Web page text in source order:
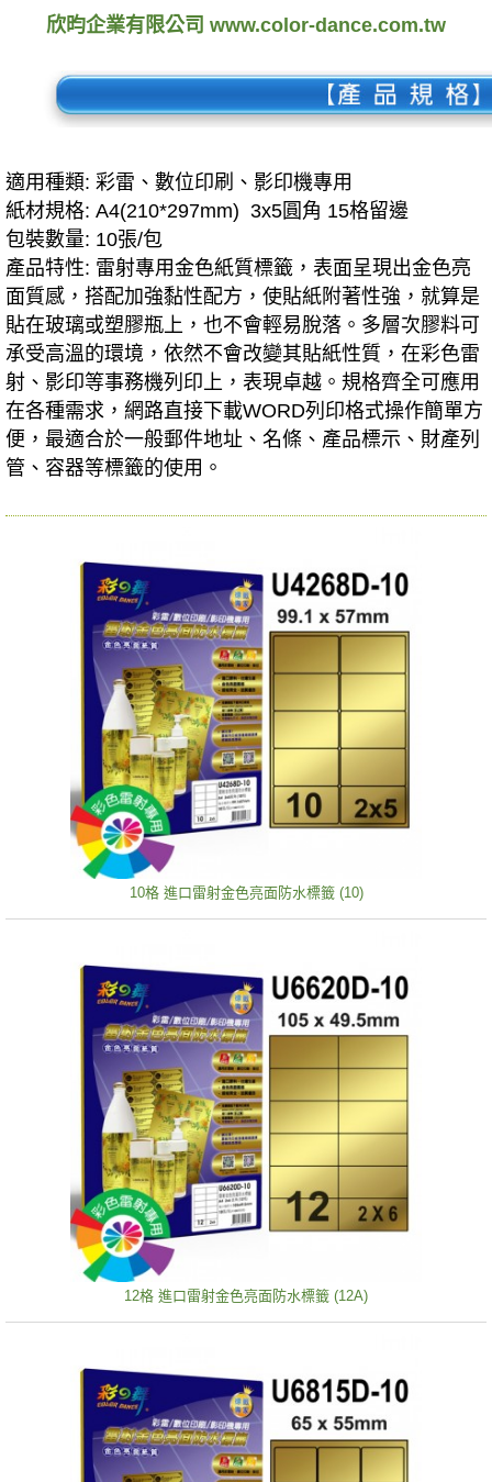
欣昀企業有限公司 www.color-dance.com.tw
適用種類: 彩雷、數位印刷、影印機專用
紙材規格: A4(210*297mm) 3x5圓角 15格留邊
包裝數量: 10張/包
產品特性: 雷射專用金色紙質標籤，表面呈現出金色亮
面質感，搭配加強黏性配方，使貼紙附著性強，就算是
貼在玻璃或塑膠瓶上，也不會輕易脫落。多層次膠料可
承受高溫的環境，依然不會改變其貼紙性質，在彩色雷
射、影印等事務機列印上，表現卓越。規格齊全可應用
在各種需求，網路直接下載WORD列印格式操作簡單方
便，最適合於一般郵件地址、名條、產品標示、財產列
管、容器等標籤的使用。
10格 進口雷射金色亮面防水標籤 (10)
12格 進口雷射金色亮面防水標籤 (12A)